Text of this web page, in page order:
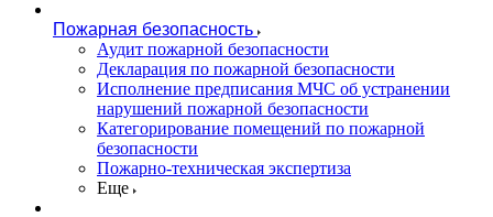
Пожарная безопасность
Аудит пожарной безопасности
Декларация по пожарной безопасности
Исполнение предписания МЧС об устранении
нарушений пожарной безопасности
Категорирование помещений по пожарной
безопасности
Пожарно-техническая экспертиза
Еще